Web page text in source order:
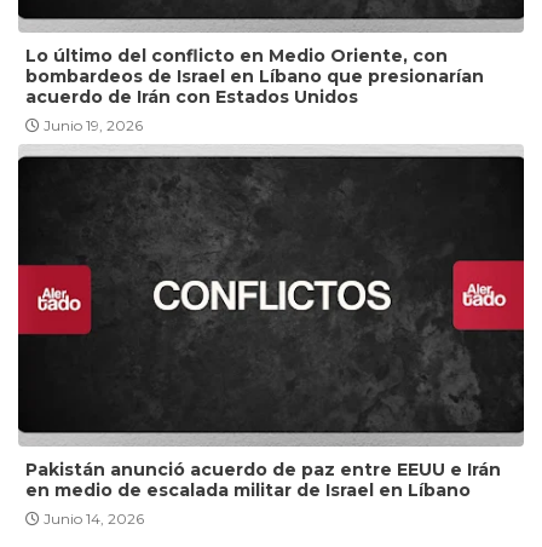
Lo último del conflicto en Medio Oriente, con
bombardeos de Israel en Líbano que presionarían
acuerdo de Irán con Estados Unidos
Junio 19, 2026
Pakistán anunció acuerdo de paz entre EEUU e Irán
en medio de escalada militar de Israel en Líbano
Junio 14, 2026